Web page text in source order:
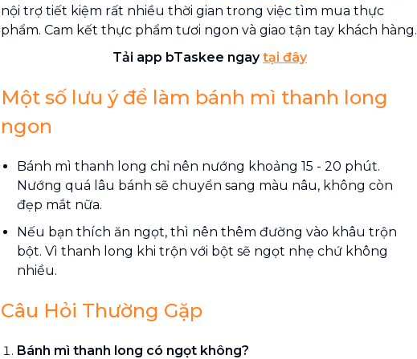
nội trợ tiết kiệm rất nhiều thời gian trong việc tìm mua thực
phẩm. Cam kết thực phẩm tươi ngon và giao tận tay khách hàng.
Tải app bTaskee ngaytại đây
Một số lưu ý để làm bánh mì thanh long
ngon
Bánh mì thanh long chỉ nên nướng khoảng 15 - 20 phút.
Nướng quá lâu bánh sẽ chuyển sang màu nâu, không còn
đẹp mắt nữa.
Nếu bạn thích ăn ngọt, thì nên thêm đường vào khâu trộn
bột. Vì thanh long khi trộn với bột sẽ ngọt nhẹ chứ không
nhiều.
Câu Hỏi Thường Gặp
Bánh mì thanh long có ngọt không?